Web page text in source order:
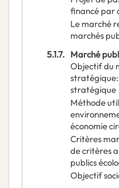
financé par
Le marché
marchés
5.1.7. Marché
Objectif du
stratégique:
stratégique
Méthode
économie
Critères
de critères
publics
Objectif